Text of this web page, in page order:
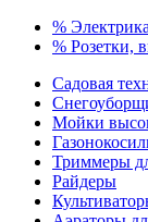
% Электрика
% Розетки,
Садовая
Мойки
Триммеры
Райдеры